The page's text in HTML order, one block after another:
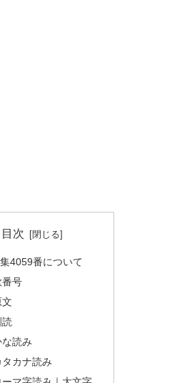
目次
4059番について
番号
文
な読み
タカナ読み